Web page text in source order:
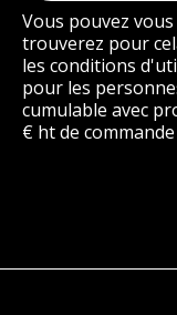
Vous pouvez
trouverez pour
les conditions
pour les
cumulable avec
€ ht de